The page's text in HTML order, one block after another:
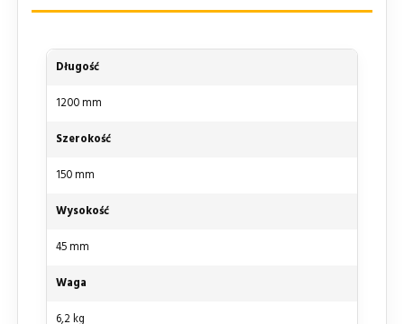
Długość
1200 mm
Szerokość
150 mm
Wysokość
45 mm
Waga
6,2 kg